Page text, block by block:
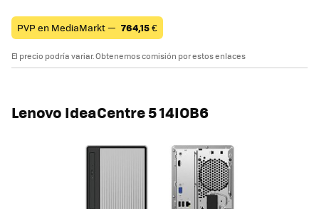
PVP en MediaMarkt — 764,15€
El precio podría variar. Obtenemos comisión por estos enlaces
Lenovo IdeaCentre 5 14IOB6